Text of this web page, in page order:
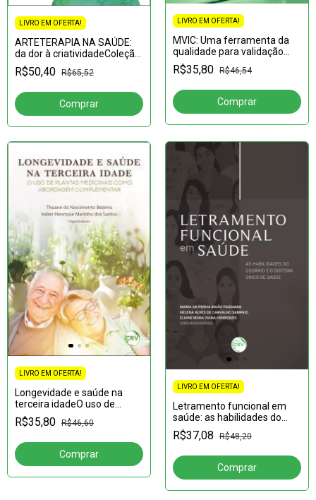
LIVRO EM OFERTA!
ARTETERAPIA NA SAÚDE:
da dor à criatividadeColeção
Arteterapia - Volume 1
R$50,40 R$65,52
LIVRO EM OFERTA!
MVIC: Uma ferramenta da
qualidade para validação
dos processos térmicos em
saúde
R$35,80 R$46,54
LIVRO EM OFERTA!
Longevidade e saúde na
terceira idadeO uso de
plantas medicinais como
abordagem complementar
R$35,80 R$46,60
LIVRO EM OFERTA!
Letramento funcional em
saúde: as habilidades do
usuário e o sistema único de
saúde
R$37,08 R$48,20